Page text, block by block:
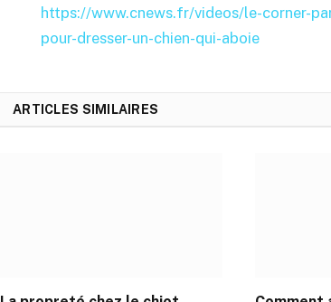
https://www.cnews.fr/videos/le-corner-
pour-dresser-un-chien-qui-aboie
ARTICLES SIMILAIRES